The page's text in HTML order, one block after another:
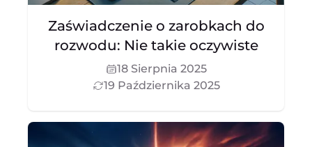
Zaświadczenie o zarobkach do
rozwodu: Nie takie oczywiste
18 Sierpnia 2025
19 Października 2025